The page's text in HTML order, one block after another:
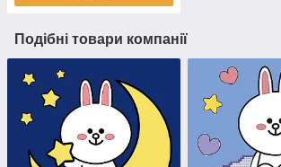
Подібні товари компанії